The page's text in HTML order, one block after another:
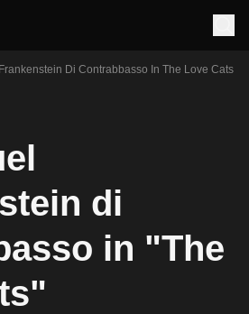
Di Contrabbasso In The Love Cats
di
in "The